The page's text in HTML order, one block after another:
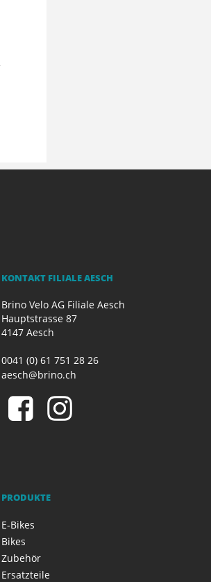
KONTAKT FILIALE AESCH
Brino Velo AG Filiale Aesch
Hauptstrasse 87
4147 Aesch
0041 (0) 61 751 28 26
aesch@brino.ch
PRODUKTE
E-Bikes
Bikes
Zubehör
Ersatzteile